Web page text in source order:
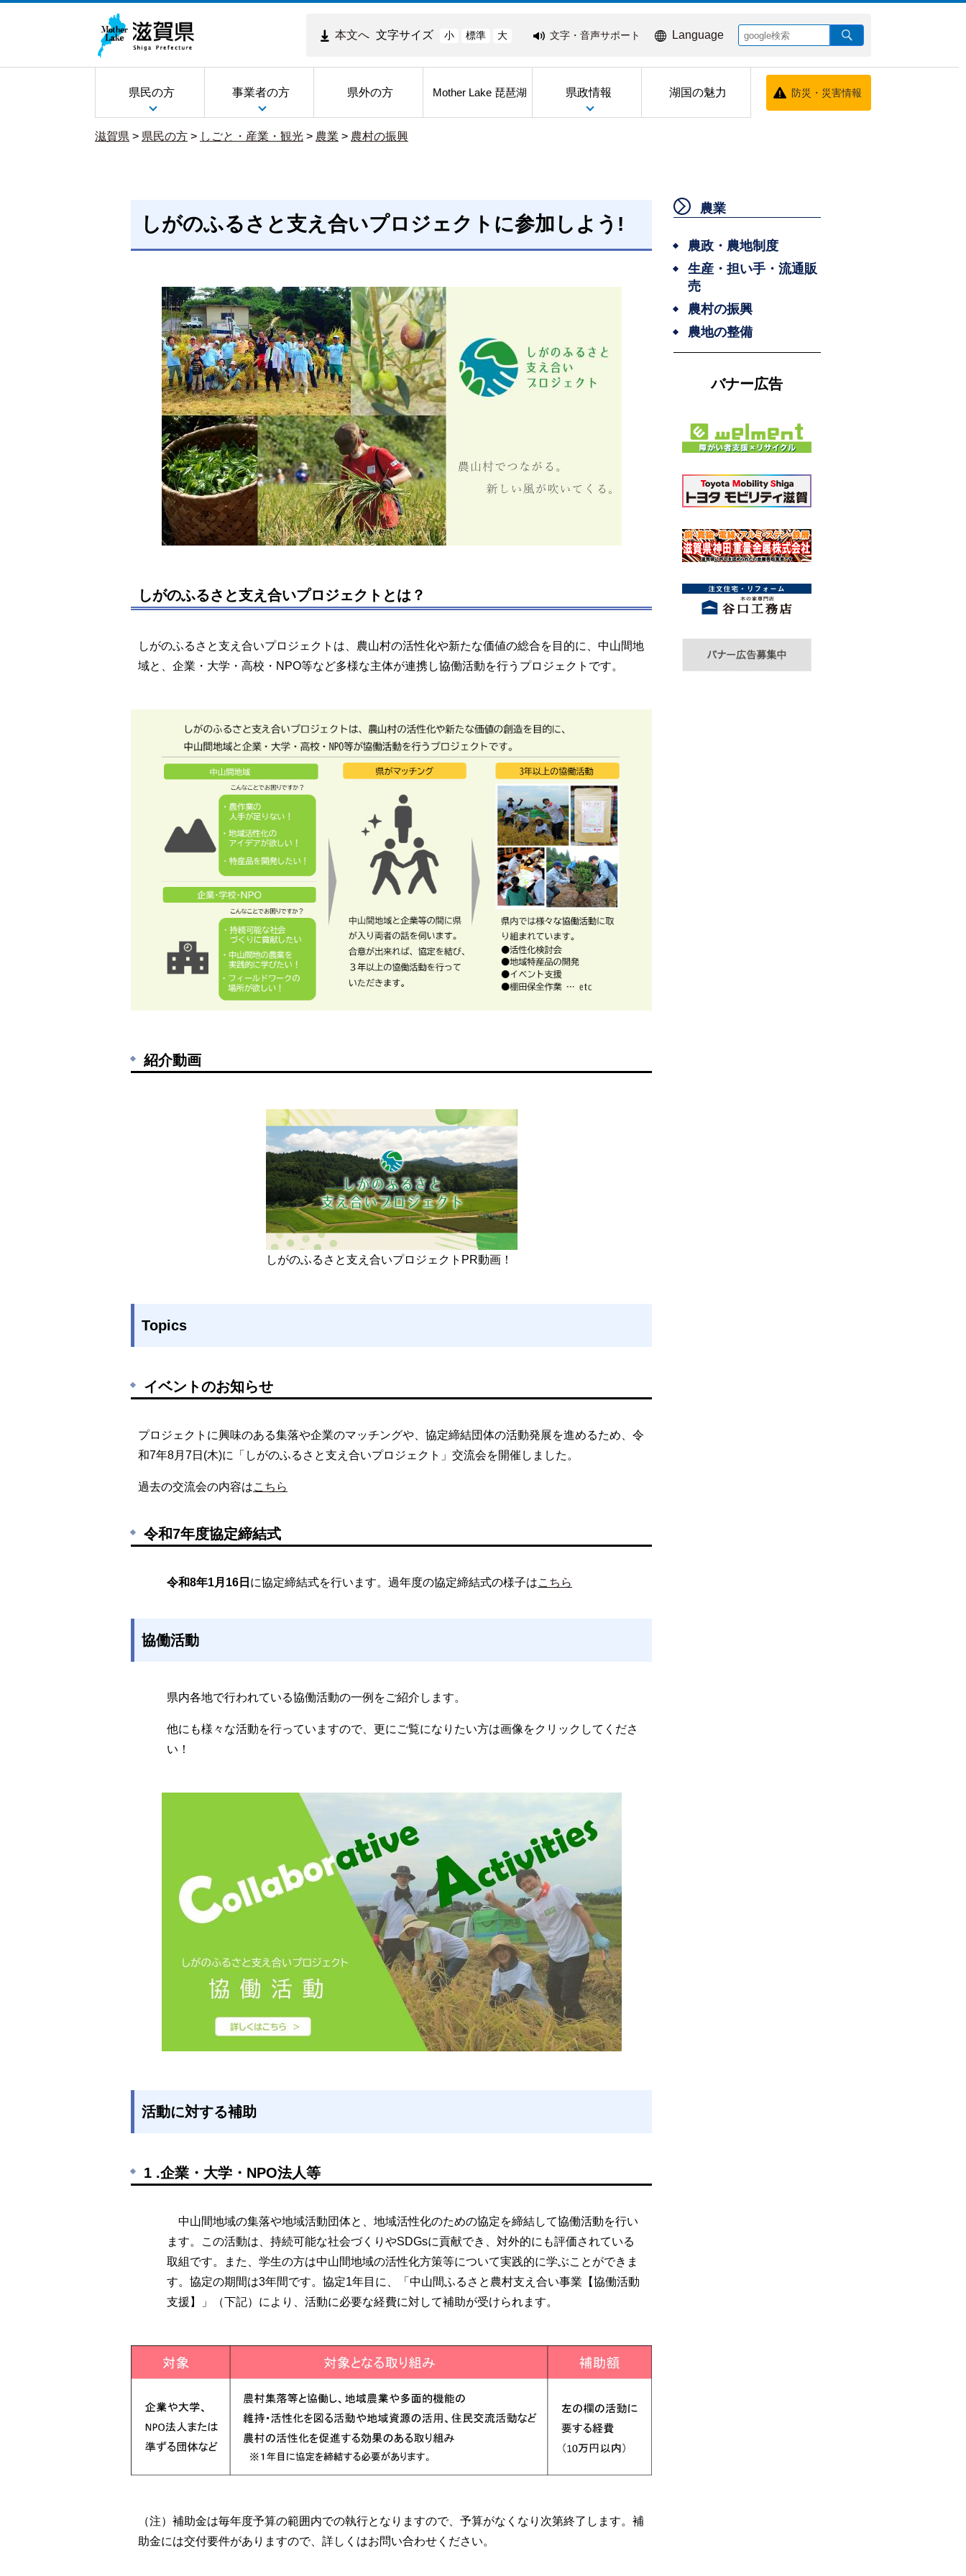
本文へ 文字サイズ 小 標準 大 文字・音声サポート Language
県民の方 事業者の方 県外の方 Mother Lake 琵琶湖 県政情報 湖国の魅力 防災・災害情報
滋賀県 > 県民の方 > しごと・産業・観光 > 農業 > 農村の振興
しがのふるさと支え合いプロジェクトに参加しよう!
しがのふるさと支え合いプロジェクトとは？
しがのふるさと支え合いプロジェクトは、農山村の活性化や新たな価値の総合を目的に、中山間地
域と、企業・大学・高校・NPO等など多様な主体が連携し協働活動を行うプロジェクトです。
紹介動画
しがのふるさと支え合いプロジェクトPR動画！
Topics
イベントのお知らせ
プロジェクトに興味のある集落や企業のマッチングや、協定締結団体の活動発展を進めるため、令
和7年8月7日(木)に「しがのふるさと支え合いプロジェクト」交流会を開催しました。
過去の交流会の内容はこちら
令和7年度協定締結式
令和8年1月16日 に協定締結式を行います。過年度の協定締結式の様子はこちら
協働活動
県内各地で行われている協働活動の一例をご紹介します。
他にも様々な活動を行っていますので、更にご覧になりたい方は画像をクリックしてくださ
い！
活動に対する補助
1 .企業・大学・NPO法人等
中山間地域の集落や地域活動団体と、地域活性化のための協定を締結して協働活動を行い
ます。この活動は、持続可能な社会づくりやSDGsに貢献でき、対外的にも評価されている
取組です。また、学生の方は中山間地域の活性化方策等について実践的に学ぶことができま
す。協定の期間は3年間です。協定1年目に、「中山間ふるさと農村支え合い事業【協働活動
支援】」（下記）により、活動に必要な経費に対して補助が受けられます。
（注）補助金は毎年度予算の範囲内での執行となりますので、予算がなくなり次第終了します。補
助金には交付要件がありますので、詳しくはお問い合わせください。
農業
農政・農地制度
生産・担い手・流通販
売
農村の振興
農地の整備
バナー広告